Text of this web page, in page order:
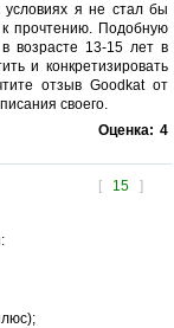
условиях я не стал бы
к прочтению. Подобную
возрасте 13-15 лет в
и конкретизировать
отзыв Goodkat от
своего.
Оценка: 4
[ 15 ]